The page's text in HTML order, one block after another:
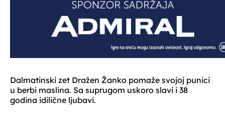
Dalmatinski zet Dražen Žanko pomaže svojoj punici
u berbi maslina. Sa suprugom uskoro slavi i 38
godina idilične ljubavi.